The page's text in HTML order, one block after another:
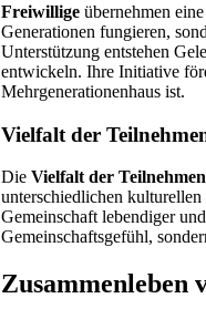
Freiwillige übernehmen
Generationen fungieren,
Unterstützung entstehen
entwickeln. Ihre Initiative
Mehrgenerationenhaus ist.
Vielfalt der
Die Vielfalt der
unterschiedlichen
Gemeinschaft lebendiger
Gemeinschaftsgefühl,
Zusammenleben